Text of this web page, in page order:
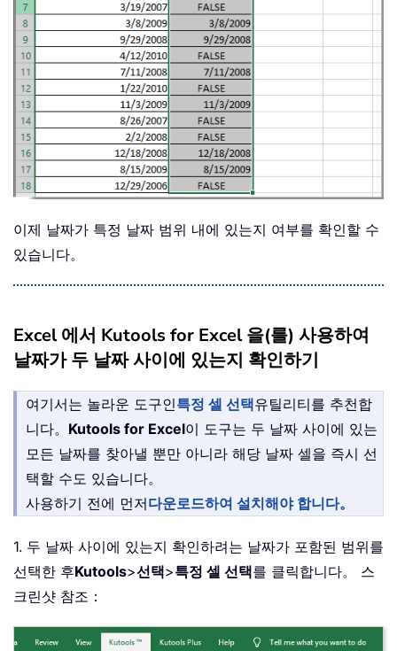
이제 날짜가 특정 날짜 범위 내에 있는지 여부를 확인할 수
있습니다。
Excel 에서 Kutools for Excel 을(를) 사용하여
날짜가 두 날짜 사이에 있는지 확인하기
여기서는 놀라운 도구인특정 셀 선택유틸리티를 추천합
니다。 Kutools for Excel이 도구는 두 날짜 사이에 있는
모든 날짜를 찾아낼 뿐만 아니라 해당 날짜 셀을 즉시 선
택할 수도 있습니다。
사용하기 전에 먼저다운로드하여 설치해야 합니다。
1. 두 날짜 사이에 있는지 확인하려는 날짜가 포함된 범위를
선택한 후Kutools>선택>특정 셀 선택를 클릭합니다。 스
크린샷 참조：